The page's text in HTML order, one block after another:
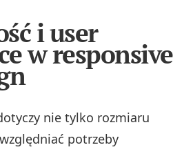
i user
w responsive
nie tylko rozmiaru
potrzeby